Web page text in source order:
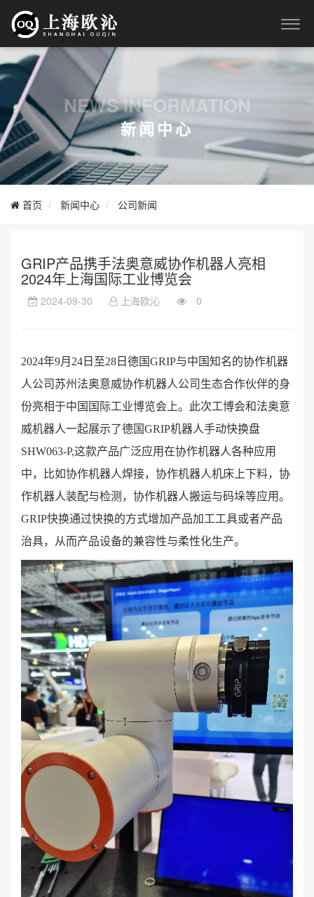
NEWS INFORMATION
新闻中心
首页 新闻中心 公司新闻
GRIP产品携手法奥意威协作机器人亮相
2024年上海国际工业博览会
2024-09-30 上海欧沁 0
2024年9月24日至28日德国GRIP与中国知名的协作机器
人公司苏州法奥意威协作机器人公司生态合作伙伴的身
份亮相于中国国际工业博览会上。此次工博会和法奥意
威机器人一起展示了德国GRIP机器人手动快换盘
SHW063-P,这款产品广泛应用在协作机器人各种应用
中，比如协作机器人焊接，协作机器人机床上下料，协
作机器人装配与检测，协作机器人搬运与码垛等应用。
GRIP快换通过快换的方式增加产品加工工具或者产品
治具，从而产品设备的兼容性与柔性化生产。